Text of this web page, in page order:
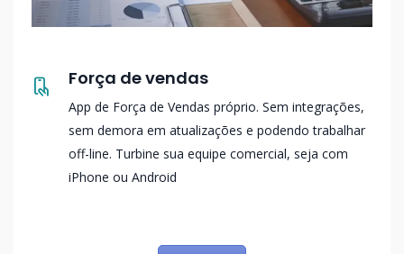
Força de vendas
App de Força de Vendas próprio. Sem integrações,
sem demora em atualizações e podendo trabalhar
off-line. Turbine sua equipe comercial, seja com
iPhone ou Android